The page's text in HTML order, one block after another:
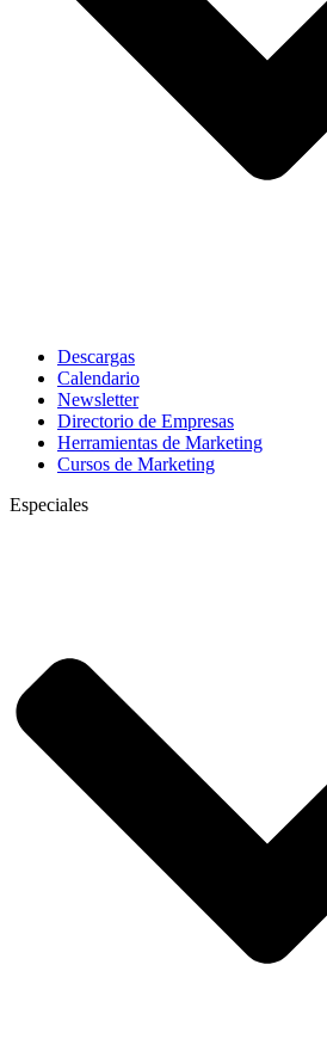
Descargas
Calendario
Newsletter
Directorio de Empresas
Herramientas de Marketing
Cursos de Marketing
Especiales